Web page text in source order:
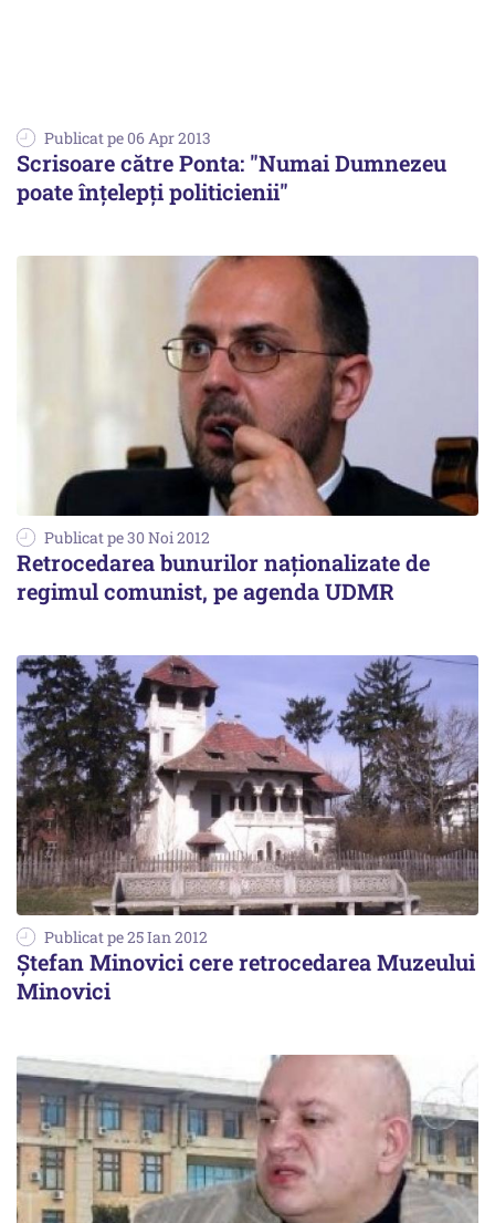
Publicat pe 06 Apr 2013
Scrisoare către Ponta: "Numai Dumnezeu
poate înțelepți politicienii"
Publicat pe 30 Noi 2012
Retrocedarea bunurilor naţionalizate de
regimul comunist, pe agenda UDMR
Publicat pe 25 Ian 2012
Ştefan Minovici cere retrocedarea Muzeului
Minovici